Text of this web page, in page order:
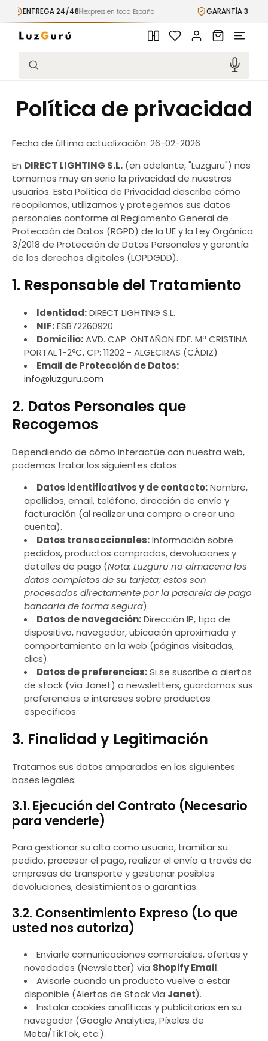
directamente
al contenido
ENTREGA 24/48Hexpress en toda España GARANTÍA 3 AÑOS
Búsqueda
Iniciar
sesión
Carrito
Política de privacidad
Fecha de última actualización: 26-02-2026
En DIRECT LIGHTING S.L. (en adelante, "Luzguru") nos
tomamos muy en serio la privacidad de nuestros
usuarios. Esta Política de Privacidad describe cómo
recopilamos, utilizamos y protegemos sus datos
personales conforme al Reglamento General de
Protección de Datos (RGPD) de la UE y la Ley Orgánica
3/2018 de Protección de Datos Personales y garantía
de los derechos digitales (LOPDGDD).
1. Responsable del Tratamiento
Identidad:DIRECT LIGHTING S.L.
NIF:ESB72260920
Domicilio:AVD. CAP. ONTAÑON EDF. Mª CRISTINA
PORTAL 1-2ºC, CP: 11202 - ALGECIRAS (CÁDIZ)
Email de Protección de Datos:
info@luzguru.com
2. Datos Personales que
Recogemos
Dependiendo de cómo interactúe con nuestra web,
podemos tratar los siguientes datos:
Datos identificativos y de contacto:Nombre,
apellidos, email, teléfono, dirección de envío y
facturación (al realizar una compra o crear una
cuenta).
Datos transaccionales:Información sobre
pedidos, productos comprados, devoluciones y
detalles de pago (Nota: Luzguru no almacena los
datos completos de su tarjeta; estos son
procesados directamente por la pasarela de pago
bancaria de forma segura).
Datos de navegación:Dirección IP, tipo de
dispositivo, navegador, ubicación aproximada y
comportamiento en la web (páginas visitadas,
clics).
Datos de preferencias:Si se suscribe a alertas
de stock (vía Janet) o newsletters, guardamos sus
preferencias e intereses sobre productos
específicos.
3. Finalidad y Legitimación
Tratamos sus datos amparados en las siguientes
bases legales:
3.1. Ejecución del Contrato (Necesario
para venderle)
Para gestionar su alta como usuario, tramitar su
pedido, procesar el pago, realizar el envío a través de
empresas de transporte y gestionar posibles
devoluciones, desistimientos o garantías.
3.2. Consentimiento Expreso (Lo que
usted nos autoriza)
Enviarle comunicaciones comerciales, ofertas y
novedades (Newsletter) vía Shopify Email.
Avisarle cuando un producto vuelve a estar
disponible (Alertas de Stock vía Janet).
Instalar cookies analíticas y publicitarias en su
navegador (Google Analytics, Píxeles de
Meta/TikTok, etc.).